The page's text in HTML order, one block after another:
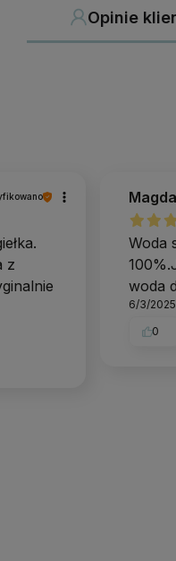
Opinie
z
Woda
woda
6/3/2025
0